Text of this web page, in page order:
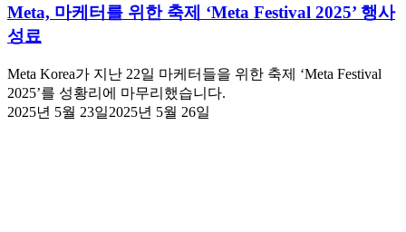
Meta, 마케터를 위한 축제 ‘Meta Festival 2025’ 행사
성료
Meta Korea가 지난 22일 마케터들을 위한 축제 ‘Meta Festival
2025’를 성황리에 마무리했습니다.
2025년 5월 23일2025년 5월 26일